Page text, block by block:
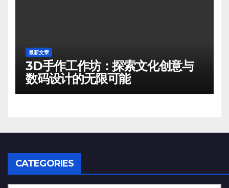
最新文章
3D手作工作坊：探索文化创意与
数码设计的无限可能
CATEGORIES